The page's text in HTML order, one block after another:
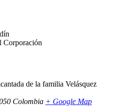
Corporación
de la familia Velásquez
Colombia + Google Map